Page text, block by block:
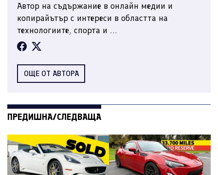
Автор на съдържание в онлайн медии и
копирайътър с интереси в областта на
технологиите, спорта и ...
ОЩЕ ОТ АВТОРА
ПРЕДИШНА/СЛЕДВАЩА